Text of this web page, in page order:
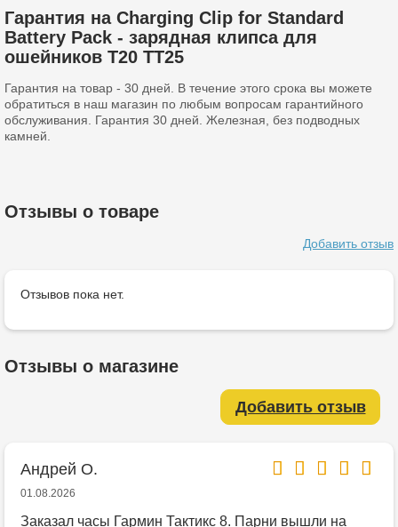
Гарантия на Charging Clip for Standard
Battery Pack - зарядная клипса для
ошейников T20 TT25
Гарантия на товар - 30 дней. В течение этого срока вы можете
обратиться в наш магазин по любым вопросам гарантийного
обслуживания. Гарантия 30 дней. Железная, без подводных
камней.
Отзывы о товаре
Добавить отзыв
Отзывов пока нет.
Отзывы о магазине
Добавить отзыв
Андрей О.
01.08.2026
Заказал часы Гармин Тактикс 8. Парни вышли на